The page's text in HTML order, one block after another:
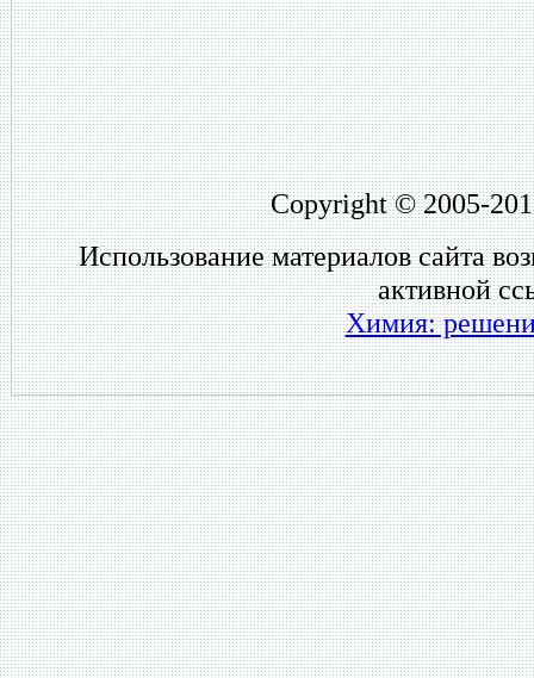
Copyright © 2005-
Использование материалов сайта
активной
Химия: